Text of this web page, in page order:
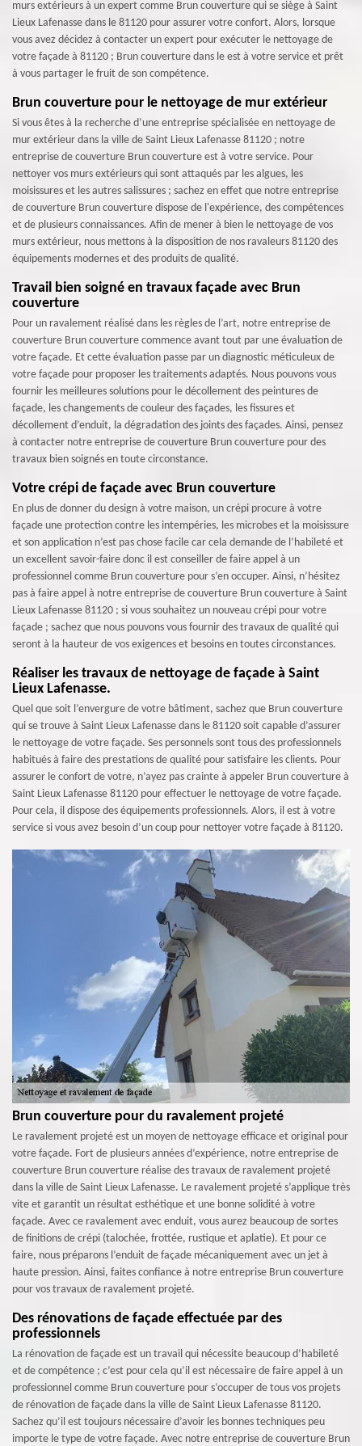
murs extérieurs à un expert comme Brun couverture qui se siège à Saint
Lieux Lafenasse dans le 81120 pour assurer votre confort. Alors, lorsque
vous avez décidez à contacter un expert pour exécuter le nettoyage de
votre façade à 81120 ; Brun couverture dans le est à votre service et prêt
à vous partager le fruit de son compétence.
Brun couverture pour le nettoyage de mur extérieur
Si vous êtes à la recherche d’une entreprise spécialisée en nettoyage de
mur extérieur dans la ville de Saint Lieux Lafenasse 81120 ; notre
entreprise de couverture Brun couverture est à votre service. Pour
nettoyer vos murs extérieurs qui sont attaqués par les algues, les
moisissures et les autres salissures ; sachez en effet que notre entreprise
de couverture Brun couverture dispose de l'expérience, des compétences
et de plusieurs connaissances. Afin de mener à bien le nettoyage de vos
murs extérieur, nous mettons à la disposition de nos ravaleurs 81120 des
équipements modernes et des produits de qualité.
Travail bien soigné en travaux façade avec Brun
couverture
Pour un ravalement réalisé dans les règles de l’art, notre entreprise de
couverture Brun couverture commence avant tout par une évaluation de
votre façade. Et cette évaluation passe par un diagnostic méticuleux de
votre façade pour proposer les traitements adaptés. Nous pouvons vous
fournir les meilleures solutions pour le décollement des peintures de
façade, les changements de couleur des façades, les fissures et
décollement d’enduit, la dégradation des joints des façades. Ainsi, pensez
à contacter notre entreprise de couverture Brun couverture pour des
travaux bien soignés en toute circonstance.
Votre crépi de façade avec Brun couverture
En plus de donner du design à votre maison, un crépi procure à votre
façade une protection contre les intempéries, les microbes et la moisissure
et son application n’est pas chose facile car cela demande de l’habileté et
un excellent savoir-faire donc il est conseiller de faire appel à un
professionnel comme Brun couverture pour s’en occuper. Ainsi, n’hésitez
pas à faire appel à notre entreprise de couverture Brun couverture à Saint
Lieux Lafenasse 81120 ; si vous souhaitez un nouveau crépi pour votre
façade ; sachez que nous pouvons vous fournir des travaux de qualité qui
seront à la hauteur de vos exigences et besoins en toutes circonstances.
Réaliser les travaux de nettoyage de façade à Saint
Lieux Lafenasse.
Quel que soit l’envergure de votre bâtiment, sachez que Brun couverture
qui se trouve à Saint Lieux Lafenasse dans le 81120 soit capable d’assurer
le nettoyage de votre façade. Ses personnels sont tous des professionnels
habitués à faire des prestations de qualité pour satisfaire les clients. Pour
assurer le confort de votre, n’ayez pas crainte à appeler Brun couverture à
Saint Lieux Lafenasse 81120 pour effectuer le nettoyage de votre façade.
Pour cela, il dispose des équipements professionnels. Alors, il est à votre
service si vous avez besoin d’un coup pour nettoyer votre façade à 81120.
Brun couverture pour du ravalement projeté
Le ravalement projeté est un moyen de nettoyage efficace et original pour
votre façade. Fort de plusieurs années d’expérience, notre entreprise de
couverture Brun couverture réalise des travaux de ravalement projeté
dans la ville de Saint Lieux Lafenasse. Le ravalement projeté s’applique très
vite et garantit un résultat esthétique et une bonne solidité à votre
façade. Avec ce ravalement avec enduit, vous aurez beaucoup de sortes
de finitions de crépi (talochée, frottée, rustique et aplatie). Et pour ce
faire, nous préparons l’enduit de façade mécaniquement avec un jet à
haute pression. Ainsi, faites confiance à notre entreprise Brun couverture
pour vos travaux de ravalement projeté.
Des rénovations de façade effectuée par des
professionnels
La rénovation de façade est un travail qui nécessite beaucoup d’habileté
et de compétence ; c’est pour cela qu’il est nécessaire de faire appel à un
professionnel comme Brun couverture pour s’occuper de tous vos projets
de rénovation de façade dans la ville de Saint Lieux Lafenasse 81120.
Sachez qu’il est toujours nécessaire d’avoir les bonnes techniques peu
importe le type de votre façade. Avec notre entreprise de couverture Brun